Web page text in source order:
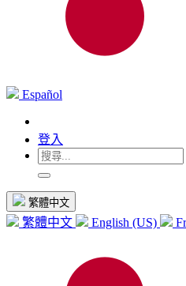
Español
登入
繁體中文
繁體中文 English (US)